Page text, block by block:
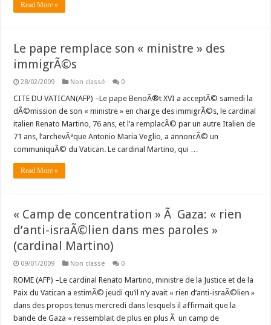
Read More »
Le pape remplace son « ministre » des
immigrÃ©s
28/02/2009 Non classé 0
CITE DU VATICAN(AFP) –Le pape BenoÃ®t XVI a acceptÃ© samedi la
dÃ©mission de son « ministre » en charge des immigrÃ©s, le cardinal
italien Renato Martino, 76 ans, et l’a remplacÃ© par un autre Italien de
71 ans, l’archevÃªque Antonio Maria Veglio, a annoncÃ© un
communiquÃ© du Vatican. Le cardinal Martino, qui …
Read More »
« Camp de concentration » Ã Gaza: « rien
d’anti-israÃ©lien dans mes paroles »
(cardinal Martino)
09/01/2009 Non classé 0
ROME (AFP) –Le cardinal Renato Martino, ministre de la Justice et de la
Paix du Vatican a estimÃ© jeudi qu’il n’y avait « rien d’anti-israÃ©lien »
dans des propos tenus mercredi dans lesquels il affirmait que la
bande de Gaza « ressemblait de plus en plus Ã un camp de